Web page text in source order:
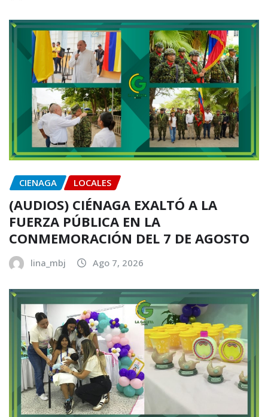
CIENAGA LOCALES
(AUDIOS) CIÉNAGA EXALTÓ A LA
FUERZA PÚBLICA EN LA
CONMEMORACIÓN DEL 7 DE AGOSTO
lina_mbj Ago 7, 2026